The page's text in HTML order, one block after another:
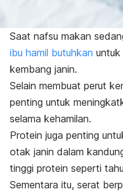
Saat nafsu makan
ibu hamil butuhkan
kembang janin.
Selain membuat perut
penting untuk
selama kehamilan.
Protein juga penting
otak janin dalam
tinggi protein seperti
Sementara itu, serat